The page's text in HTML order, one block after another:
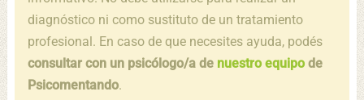
diagnóstico ni como sustituto de un tratamiento
profesional. En caso de que necesites ayuda, podés
consultar con un psicólogo/a de nuestro equipode
Psicomentando.